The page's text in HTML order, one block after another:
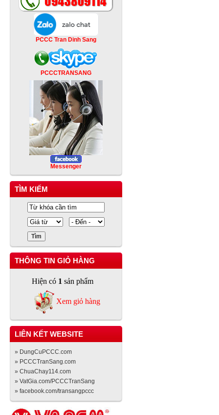
PCCC Tran Dinh Sang
PCCCTRANSANG
Messenger
TÌM KIẾM
THÔNG TIN GIỎ HÀNG
Hiện có 1 sản phẩm
Xem giỏ hàng
LIÊN KẾT WEBSITE
» DungCuPCCC.com
» PCCCTranSang.com
» ChuaChay114.com
» VatGia.com/PCCCTranSang
» facebook.com/transangpccc